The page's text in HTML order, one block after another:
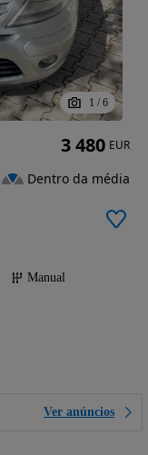
1 / 6
Manual
Ver anúncios
3 480 EUR
Dentro da média